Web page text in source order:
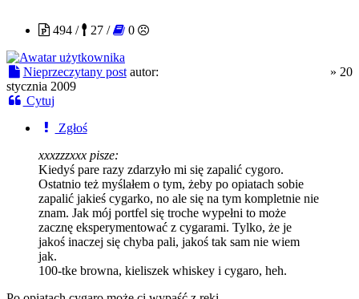
494 /
27 / 0
Nieprzeczytany post autor: » 20
stycznia 2009
Cytuj
Zgłoś
xxxzzzxxx pisze:
Kiedyś pare razy zdarzyło mi się zapalić cygoro.
Ostatnio też myślałem o tym, żeby po opiatach sobie
zapalić jakieś cygarko, no ale się na tym kompletnie nie
znam. Jak mój portfel się troche wypełni to może
zacznę eksperymentować z cygarami. Tylko, że je
jakoś inaczej się chyba pali, jakoś tak sam nie wiem
jak.
100-tke browna, kieliszek whiskey i cygaro, heh.